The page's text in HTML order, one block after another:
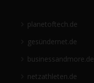
planetoftech.de
gesündernet.de
businessandmore.de
netzathleten.de